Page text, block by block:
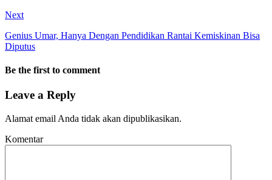
Next
Genius Umar, Hanya Dengan Pendidikan Rantai Kemiskinan Bisa
Diputus
Be the first to comment
Leave a Reply
Alamat email Anda tidak akan dipublikasikan.
Komentar